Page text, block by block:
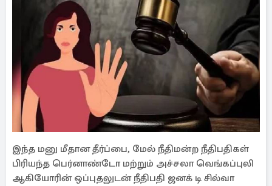
இந்த மனு மீதான தீர்ப்பை, மேல் நீதிமன்ற நீதிபதிகள்
பிரியந்த பெர்னாண்டோ மற்றும் அச்சலா வெங்கப்புலி
ஆகியோரின் ஒப்புதலுடன் நீதிபதி ஜனக் டி சில்வா